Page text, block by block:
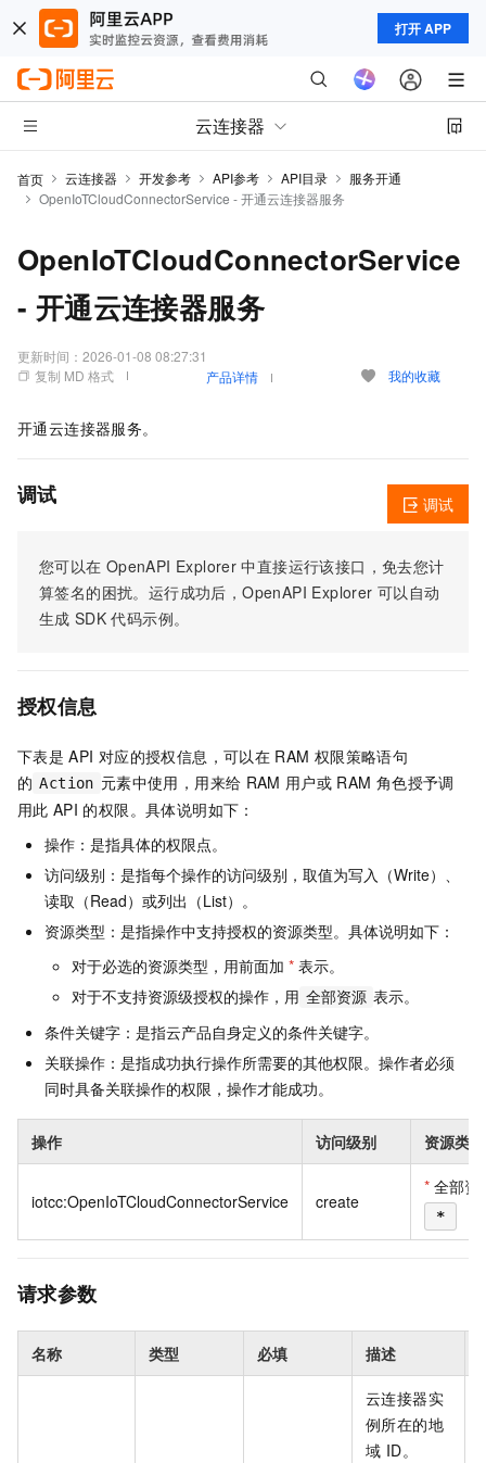
打开 APP
云连接器
首页 云连接器 开发参考 API参考 API目录
服务开通
OpenIoTCloudConnectorService - 开通云连接器服务
OpenIoTCloudConnectorService
- 开通云连接器服务
更新时间： 2026-01-08 08:27:31
复制 MD 格式
产品详情 我的收藏
开通云连接器服务。
调试
您可以在 OpenAPI Explorer 中直接运行该接口，免去您计
算签名的困扰。运行成功后，OpenAPI Explorer 可以自动
生成 SDK 代码示例。
调试
授权信息
下表是 API 对应的授权信息，可以在 RAM 权限策略语句
的 Action 元素中使用，用来给 RAM 用户或 RAM 角色授予调
用此 API 的权限。具体说明如下：
操作：是指具体的权限点。
访问级别：是指每个操作的访问级别，取值为写入（Write）、
读取（Read）或列出（List）。
资源类型：是指操作中支持授权的资源类型。具体说明如下：
对于必选的资源类型，用前面加 * 表示。
对于不支持资源级授权的操作，用 全部资源 表示。
条件关键字：是指云产品自身定义的条件关键字。
关联操作：是指成功执行操作所需要的其他权限。操作者必须
同时具备关联操作的权限，操作才能成功。
操作 访问级别 资源类型
iotcc:OpenIoTCloudConnectorService create
* 全部资
*
请求参数
名称 类型 必填 描述
云连接器实
例所在的地
域 ID。